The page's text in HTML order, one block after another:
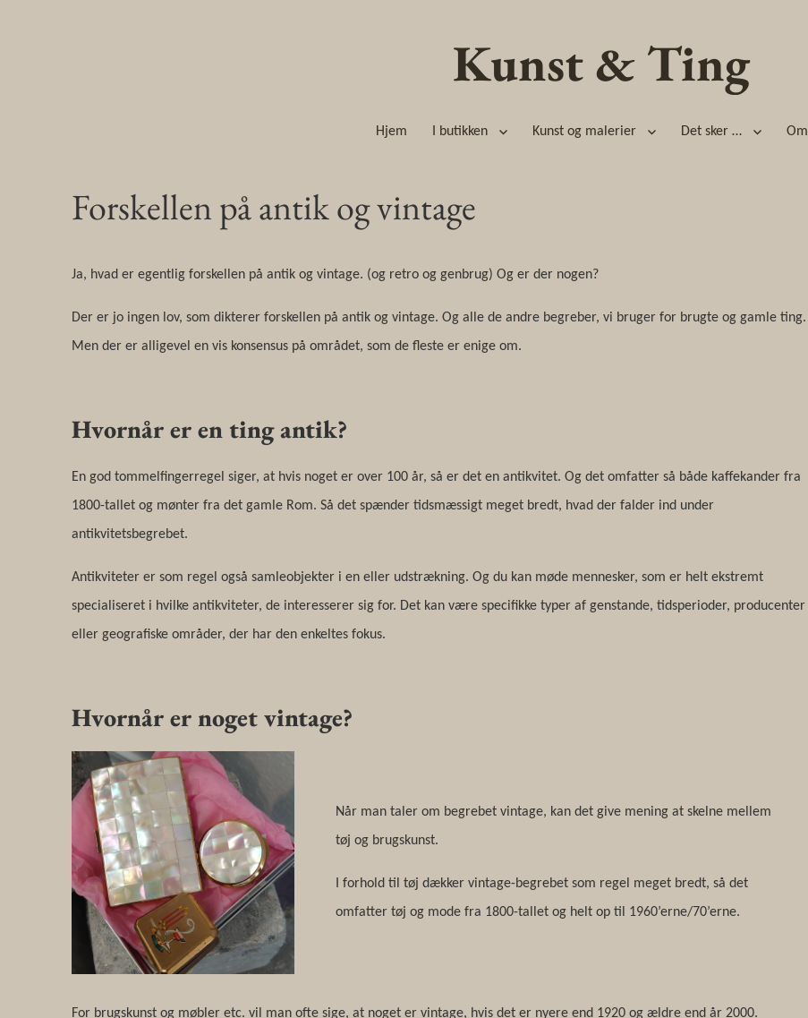
Kunst & Ting
Hjem I butikken Kunst og malerier Det sker … Om
Forskellen på antik og vintage
Ja, hvad er egentlig forskellen på antik og vintage. (og retro og genbrug) Og er der nogen?
Der er jo ingen lov, som dikterer forskellen på antik og vintage. Og alle de andre begreber, vi bruger for brugte og gamle ting.
Men der er alligevel en vis konsensus på området, som de fleste er enige om.
Hvornår er en ting antik?
En god tommelfingerregel siger, at hvis noget er over 100 år, så er det en antikvitet. Og det omfatter så både kaffekander fra
1800-tallet og mønter fra det gamle Rom. Så det spænder tidsmæssigt meget bredt, hvad der falder ind under
antikvitetsbegrebet.
Antikviteter er som regel også samleobjekter i en eller udstrækning. Og du kan møde mennesker, som er helt ekstremt
specialiseret i hvilke antikviteter, de interesserer sig for. Det kan være specifikke typer af genstande, tidsperioder, producenter
eller geografiske områder, der har den enkeltes fokus.
Hvornår er noget vintage?
Når man taler om begrebet vintage, kan det give mening at skelne mellem
tøj og brugskunst.
I forhold til tøj dækker vintage-begrebet som regel meget bredt, så det
omfatter tøj og mode fra 1800-tallet og helt op til 1960’erne/70’erne.
For brugskunst og møbler etc. vil man ofte sige, at noget er vintage, hvis det er nyere end 1920 og ældre end år 2000.